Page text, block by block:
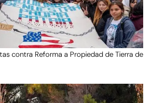
contra Reforma a Propiedad de Tierra de